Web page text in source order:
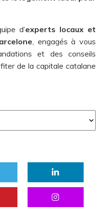
d’experts locaux et
, engagés à vous
et des conseils
de la capitale catalane